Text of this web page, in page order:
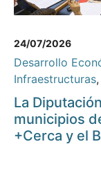
24/07/2026
Desarrollo
Infraestructuras,
La
municipios
+Cerca y el